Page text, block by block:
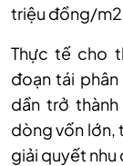
triệu đồng/
Thực tế cho
đoạn tái
dần trở
dòng vốn lớn,
giải quyết nhu